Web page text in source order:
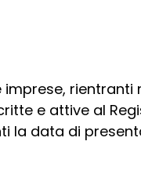
rientranti
e attive al
la data di